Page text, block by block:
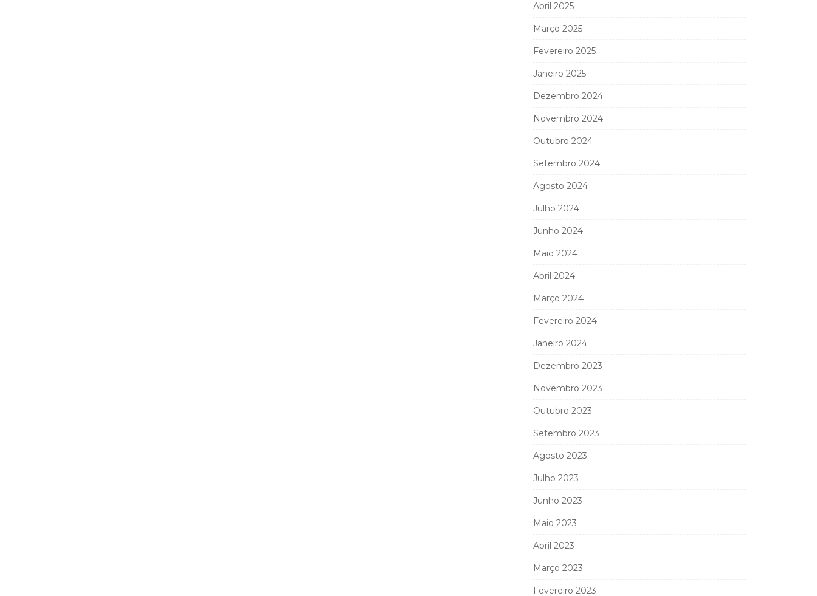
Abril 2025
Março 2025
Fevereiro 2025
Janeiro 2025
Dezembro 2024
Novembro 2024
Outubro 2024
Setembro 2024
Agosto 2024
Julho 2024
Junho 2024
Maio 2024
Abril 2024
Março 2024
Fevereiro 2024
Janeiro 2024
Dezembro 2023
Novembro 2023
Outubro 2023
Setembro 2023
Agosto 2023
Julho 2023
Junho 2023
Maio 2023
Abril 2023
Março 2023
Fevereiro 2023